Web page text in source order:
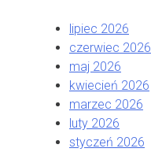
lipiec 2026
czerwiec 2026
maj 2026
kwiecień 2026
marzec 2026
luty 2026
styczeń 2026